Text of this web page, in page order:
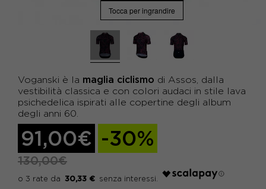
Tocca per ingrandire
Voganski è la maglia ciclismo di Assos, dalla
vestibilità classica e con colori audaci in stile lava
psichedelica ispirati alle copertine degli album
degli anni 60.
91,00€ -30%
130,00€
30,33 €